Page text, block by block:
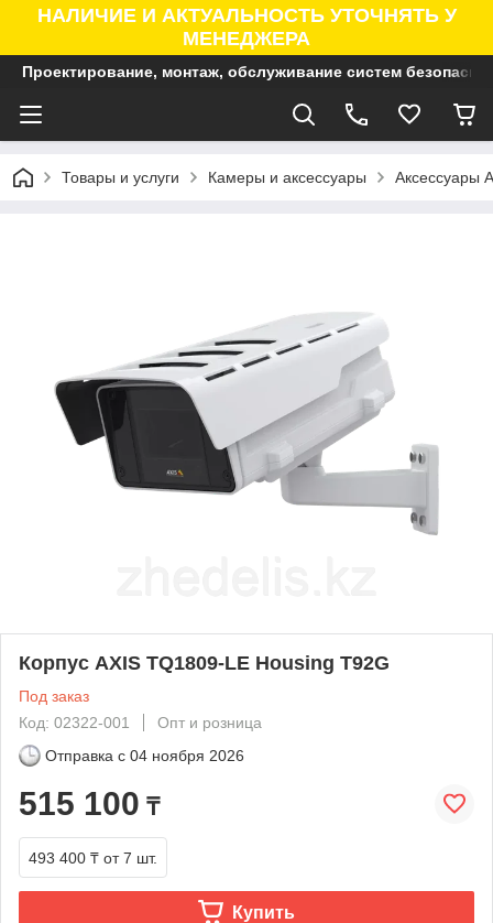
НАЛИЧИЕ И АКТУАЛЬНОСТЬ УТОЧНЯТЬ У
МЕНЕДЖЕРА
Проектирование, монтаж, обслуживание систем
Товары и услуги Камеры и аксессуары Аксессуары
Корпус AXIS TQ1809-LE Housing T92G
Под заказ
Код: 02322-001
Опт и розница
Отправка с 04 ноября 2026
515 100 ₸
493 400 ₸ от 7 шт.
Купить